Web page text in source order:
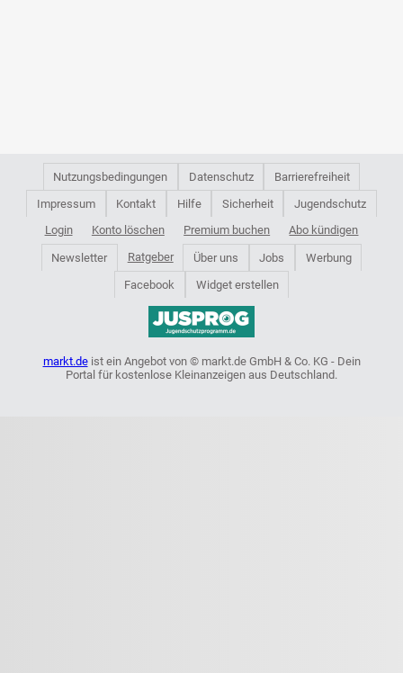
Nutzungsbedingungen Datenschutz
Barrierefreiheit
Impressum
Kontakt Hilfe Sicherheit
Jugendschutz
Login
Konto löschen Premium buchen Abo kündigen
Newsletter Ratgeber Über uns Jobs
Werbung
Facebook
Widget erstellen
markt.deist ein Angebot von © markt.de GmbH & Co. KG - Dein
Portal für kostenlose Kleinanzeigen aus Deutschland.